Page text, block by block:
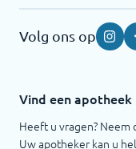
Volg ons op
Vind een apotheek
Heeft u vragen?
Uw apotheker kan u